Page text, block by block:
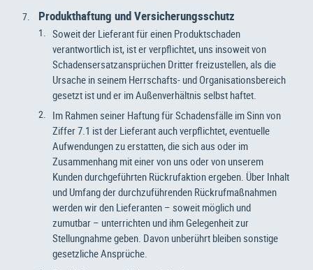
Produkthaftung und Versicherungsschutz
Soweit der Lieferant für einen Produktschaden
verantwortlich ist, ist er verpflichtet, uns insoweit von
Schadensersatzansprüchen Dritter freizustellen, als die
Ursache in seinem Herrschafts- und Organisationsbereich
gesetzt ist und er im Außenverhältnis selbst haftet.
Im Rahmen seiner Haftung für Schadensfälle im Sinn von
Ziffer 7.1 ist der Lieferant auch verpflichtet, eventuelle
Aufwendungen zu erstatten, die sich aus oder im
Zusammenhang mit einer von uns oder von unserem
Kunden durchgeführten Rückrufaktion ergeben. Über Inhalt
und Umfang der durchzuführenden Rückrufmaßnahmen
werden wir den Lieferanten – soweit möglich und
zumutbar – unterrichten und ihm Gelegenheit zur
Stellungnahme geben. Davon unberührt bleiben sonstige
gesetzliche Ansprüche.